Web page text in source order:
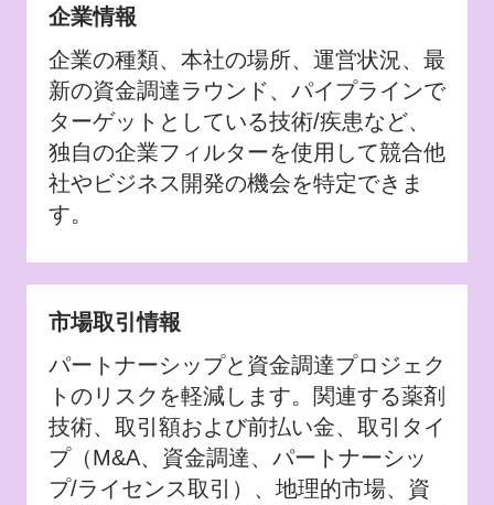
企業情報
企業の種類、本社の場所、運営状況、最
新の資金調達ラウンド、パイプラインで
ターゲットとしている技術/疾患など、
独自の企業フィルターを使用して競合他
社やビジネス開発の機会を特定できま
す。
市場取引情報
パートナーシップと資金調達プロジェク
トのリスクを軽減します。関連する薬剤
技術、取引額および前払い金、取引タイ
プ（M&A、資金調達、パートナーシッ
プ/ライセンス取引）、地理的市場、資